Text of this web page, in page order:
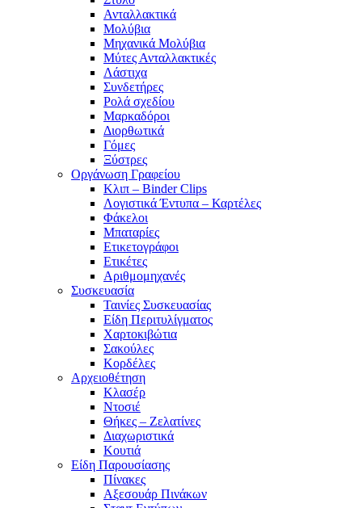
Ανταλλακτικά
Μολύβια
Μηχανικά Μολύβια
Μύτες Ανταλλακτικές
Λάστιχα
Συνδετήρες
Ρολά σχεδίου
Μαρκαδόροι
Διορθωτικά
Γόμες
Ξύστρες
Οργάνωση Γραφείου
Κλιπ – Binder Clips
Λογιστικά Έντυπα – Καρτέλες
Φάκελοι
Μπαταρίες
Ετικετογράφοι
Ετικέτες
Αριθμομηχανές
Συσκευασία
Ταινίες Συσκευασίας
Είδη Περιτυλίγματος
Χαρτοκιβώτια
Σακούλες
Κορδέλες
Αρχειοθέτηση
Κλασέρ
Ντοσιέ
Θήκες – Ζελατίνες
Διαχωριστικά
Κουτιά
Είδη Παρουσίασης
Πίνακες
Αξεσουάρ Πινάκων